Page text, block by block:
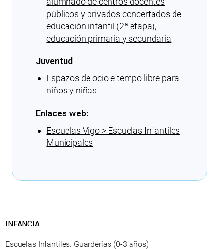
públicos y privados concertados de
educación infantil (2ª etapa),
educación primaria y secundaria
Juventud
Espazos de ocio e tempo libre para
niños y niñas
Enlaces web:
Escuelas Vigo > Escuelas Infantiles
Municipales
INFANCIA
Escuelas Infantiles. Guarderías (0-3 años)